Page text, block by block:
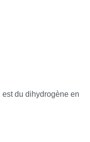
est du dihydrogène en